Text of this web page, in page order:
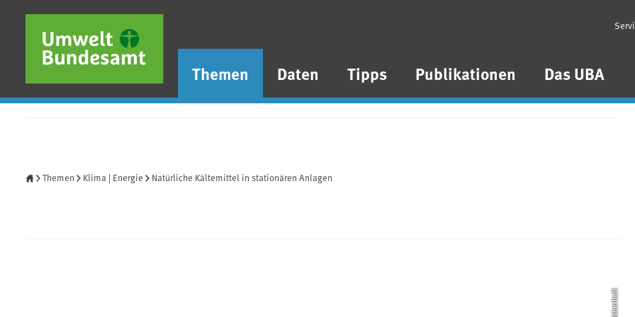
Direkt zum Inhalt
Direkt zum Hauptmenü
Direkt zur Fußzeile
Themen Daten Tipps Publikationen Das UBA
Themen Klima | Energie Natürliche Kältemittel in stationären Anlagen